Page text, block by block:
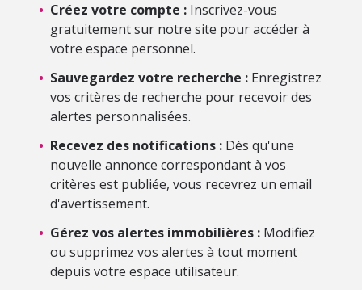
• Créez votre compte : Inscrivez-vous
gratuitement sur notre site pour accéder à
votre espace personnel.
• Sauvegardez votre recherche : Enregistrez
vos critères de recherche pour recevoir des
alertes personnalisées.
• Recevez des notifications : Dès qu'une
nouvelle annonce correspondant à vos
critères est publiée, vous recevrez un email
d'avertissement.
• Gérez vos alertes immobilières : Modifiez
ou supprimez vos alertes à tout moment
depuis votre espace utilisateur.